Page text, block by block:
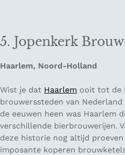
5. Jopenkerk
Haarlem, Noord-Holland
Wist je dat Haarlem ooit tot de
brouwerssteden van
de eeuwen heen was Haarlem
verschillende bierbrouwerijen.
deze historie nog altijd proeven
imposante koperen